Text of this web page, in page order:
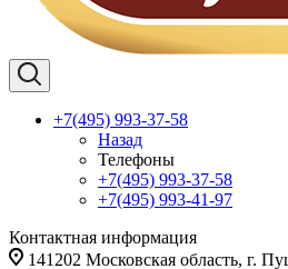
+7(495) 993-37-58
Назад
Телефоны
+7(495) 993-37-58
+7(495) 993-41-97
Контактная информация
141202 Московская область, г.